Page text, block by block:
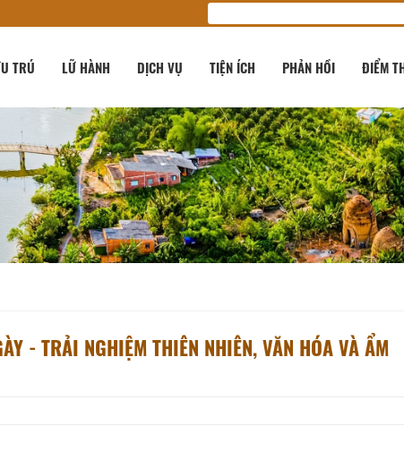
TRÚ LỮ HÀNH DỊCH VỤ TIỆN ÍCH PHẢN HỒI ĐIỂM
- TRẢI NGHIỆM THIÊN NHIÊN, VĂN HÓA VÀ ẨM